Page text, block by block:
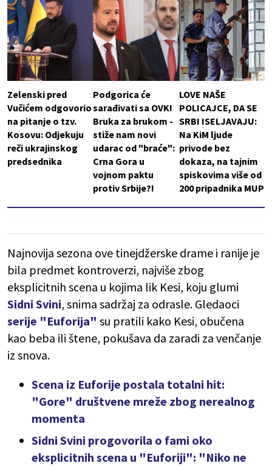
Zelenski pred
Vučićem odgovorio
na pitanje o tzv.
Kosovu: Odjekuju
reči ukrajinskog
predsednika
Podgorica će
sarađivati sa OVK!
Bruka za brukom -
stiže nam novi
udarac od "braće":
Crna Gora u
vojnom paktu
protiv Srbije?!
LOVE NAŠE
POLICAJCE, DA SE
SRBI ISELJAVAJU:
Na KiM ljude
privode bez
dokaza, na tajnim
spiskovima više od
200 pripadnika MUP
Najnovija sezona ove tinejdžerske drame i ranije je
bila predmet kontroverzi, najviše zbog
eksplicitnih scena u kojima lik Kesi, koju glumi
Sidni Svini, snima sadržaj za odrasle. Gledaoci
serije "Euforija" su pratili kako Kesi, obučena
kao beba ili štene, pokušava da zaradi za venčanje
iz snova.
Scena iz Euforije postala totalni hit:
"Gore" društvene mreže zbog nerealnog
momenta
Sidni Svini progovorila o fami oko
eksplicitnih scena u "Euforiji": "Niko ne